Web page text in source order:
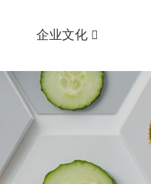
企业文化